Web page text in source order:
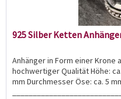
925 Silber Ketten
Anhänger in Form einer Krone
hochwertiger Qualität Höhe:
mm Durchmesser Öse: ca. 5